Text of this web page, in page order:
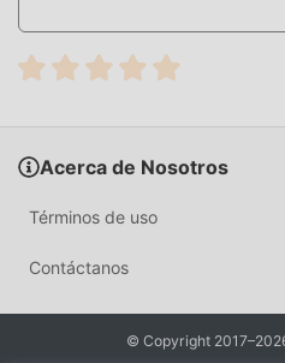
Acerca de Nosotros
Términos de uso
Contáctanos
© Copyright